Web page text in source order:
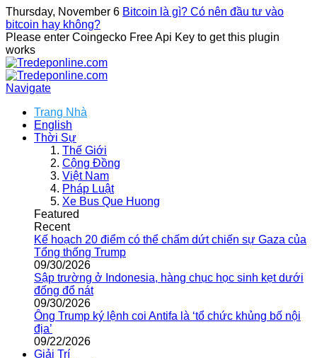
Thursday, November 6 Bitcoin là gì? Có nên đầu tư vào
bitcoin hay không?
Please enter Coingecko Free Api Key to get this plugin
works
Navigate
Trang Nhà
English
Thời Sự
Thế Giới
Cộng Đồng
Việt Nam
Pháp Luật
Xe Bus Que Huong
Featured
Recent
Kế hoạch 20 điểm có thể chấm dứt chiến sự Gaza của
Tổng thống Trump
09/30/2026
Sập trường ở Indonesia, hàng chục học sinh kẹt dưới
đống đổ nát
09/30/2026
Ông Trump ký lệnh coi Antifa là ‘tổ chức khủng bố nội
địa’
09/22/2026
Giải Trí